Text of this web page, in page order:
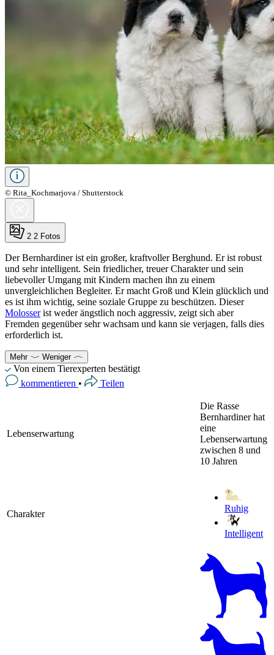
© Rita_Kochmarjova / Shutterstock
2 2 Fotos
Der Bernhardiner ist ein großer, kraftvoller Berghund. Er ist robust
und sehr intelligent. Sein friedlicher, treuer Charakter und sein
liebevoller Umgang mit Kindern machen ihn zu einem
unvergleichlichen Begleiter. Er macht Groß und Klein glücklich und
es ist ihm wichtig, seine soziale Gruppe zu beschützen. Dieser
Molosserist weder ängstlich noch aggressiv, zeigt sich aber
Fremden gegenüber sehr wachsam und kann sie verjagen, falls dies
erforderlich ist.
Mehr Weniger
Von einem Tierexperten bestätigt
kommentieren • Teilen
Lebenserwartung
Die Rasse
Bernhardiner hat
eine
Lebenserwartung
zwischen 8 und
10 Jahren
Charakter
Ruhig
Intelligent